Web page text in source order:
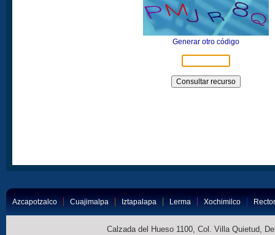
Generar otro código
Azcapotzalco Cuajimalpa Iztapalapa Lerma Xochimilco
Calzada del Hueso 1100, Col. Villa Quietud,